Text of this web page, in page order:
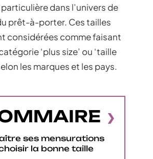
dans l’univers de
prêt-à-porter. Ces tailles
considérées comme faisant
‘plus size’ ou ‘taille
les marques et les pays.
ses mensurations
la bonne taille